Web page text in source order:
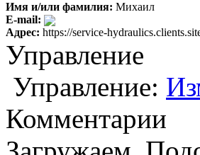
Имя и/или фамилия: Михаил
E-mail:
Адрес: https://service-
Управление
Управление:
Комментарии